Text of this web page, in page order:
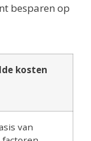
besparen op
kosten
van